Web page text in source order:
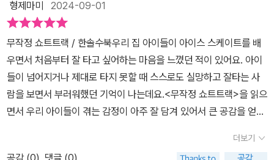
는 운동까지 멈추게 되지요.젊은 시절에는 은표의 억울함과 어른들의
이기심에 화가 났던 것 같아요.조금 더 어른이 되어서야 감정적인 결
정을 하지 않는다면모든 것이 기회가 되고 목표에 한 발짝 나아가는
것이 보이네요.은표가 '페이스메이커' 역할이 나쁜 것만은 아니라 생
각되네요.그게 은표에게 정해진 길이 아니고 함께 나아가기 위한 과
정이잖아요.실력이 없었다면 그런 부탁이나 의뢰조차 받을 수 없었을
거예요.은표가 출전한 첫 경기에서 모든 것을 이룰 수 없었던 결말도
뚝딱.이건 아니잖아요. 항상 노력과 인내의 시간은 있어야지요.친구
관계는 솔직함에서 시작되는 거라 생각하고 있어요.도현이가 은표에
을 이룬 선수도 있었죠. 📖이 책의 주인공 홍은표는 쇼트트랙의 매력
에 푹 빠져서스케이트 동아리를 하다가 학교에 쇼트트랙부가 생기자
국가대표가 되겠다며 무작정 쇼트트랙에 뛰어들었어요.올림픽 경
기 중계를 보고 쇼트트랙의 매력에 빠졌거든요.동아리 수업 시간
에 스케이트를 타다 연습한 코너링 덕에우연히 코치님의 눈에 띄
어 쇼트트랙부로 스카우트가 된 은표는 장비도 지원받고 쇼트트랙
도 할 수 있어 기뻤지요.열심히 훈련을 하던 어느 날, 해운초의 에이
스 도현이와쇼트트랙 부 선수들은 전국 대회에 드디어 나가게 됩니
다.그러나 아쉽게도 도현이는 메달권으로만 그치게 되었고그런 도현
형제마미 2024-09-01
무작정 쇼트트랙 / 한솔수북우리 집 아이들이 아이스 스케이트를 배
우면서 처음부터 잘 타고 싶어하는 마음을 느꼈던 적이 있어요. 아이
들이 넘어지거나 제대로 타지 못할 때 스스로도 실망하고 잘타는 사
람을 보면서 부러워했던 기억이 나는데요.<무작정 쇼트트랙>을 읽으
면서 우리 아이들이 겪는 감정이 아주 잘 담겨 있어서 큰 공감을 얻었
고 있어요.학교에 새로 생긴 쇼트트랙부에 지원하고 싶지만, 경험이
더보기
공감 (0) 댓글 (0)